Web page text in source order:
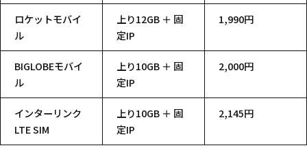
ロケットモバイ
ル
上り12GB ＋ 固
定IP
1,990円
BIGLOBEモバイ
ル
上り10GB ＋ 固
定IP
2,000円
インターリンク
LTE SIM
上り10GB ＋ 固
定IP
2,145円